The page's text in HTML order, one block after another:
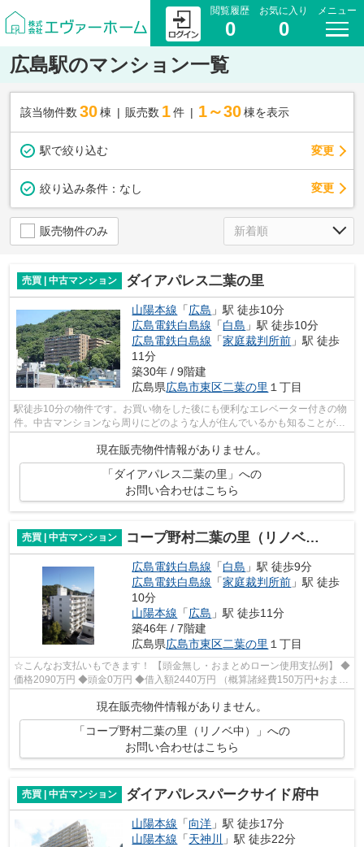
閲覧履歴
0
お気に入り
0
メニュー
広島駅のマンション一覧
該当物件数 30棟 販売数 1 件 1～30 棟を表示
駅で絞り込む 変更
絞り込み条件： なし 変更
販売物件のみ
売買 | 中古マンション ダイアパレス二葉の里
山陽本線 「広島 」駅 徒歩10分
広島電鉄白島線 「白島 」駅 徒歩10分
広島電鉄白島線 「家庭裁判所前 」駅 徒歩
11分
築30年 / 9階建
広島県広島市東区二葉の里 １丁目
駅徒歩10分の物件です。お買い物をした後にも便利なエレベーター付きの物
件。中古マンションなら周りにどのような人が住んでいるかも知ることがで
現在販売物件情報がありません。
「ダイアパレス二葉の里」への
お問い合わせはこちら
売買 | 中古マンション コープ野村二葉の里（リノベ中）
広島電鉄白島線 「白島 」駅 徒歩9分
広島電鉄白島線 「家庭裁判所前 」駅 徒歩
10分
山陽本線 「広島 」駅 徒歩11分
築46年 / 7階建
広島県広島市東区二葉の里 １丁目
☆こんなお支払いもできます！ 【頭金無し・おまとめローン使用支払例】 ◆
価格2090万円 ◆頭金0万円 ◆借入額2440万円 （概算諸経費150万円+おまと
めローン200万円込） ◆年利0.6％ 変動...
現在販売物件情報がありません。
「コープ野村二葉の里（リノベ中）」への
お問い合わせはこちら
売買 | 中古マンション ダイアパレスパークサイド府中
山陽本線 「向洋 」駅 徒歩17分
山陽本線 「天神川
」駅 徒歩22分